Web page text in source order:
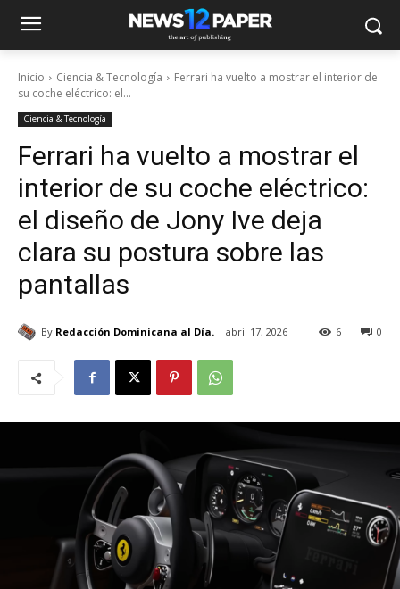
Inicio Ciencia & Tecnología
Ferrari ha vuelto a mostrar el interior de
su coche eléctrico: el...
Ciencia & Tecnología
Ferrari ha vuelto a mostrar el
interior de su coche eléctrico:
el diseño de Jony Ive deja
clara su postura sobre las
pantallas
By Redacción Dominicana al Día. abril 17, 2026 0
6